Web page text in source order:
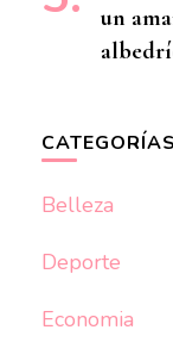
un
CATEGORÍAS
Belleza
Deporte
Economia